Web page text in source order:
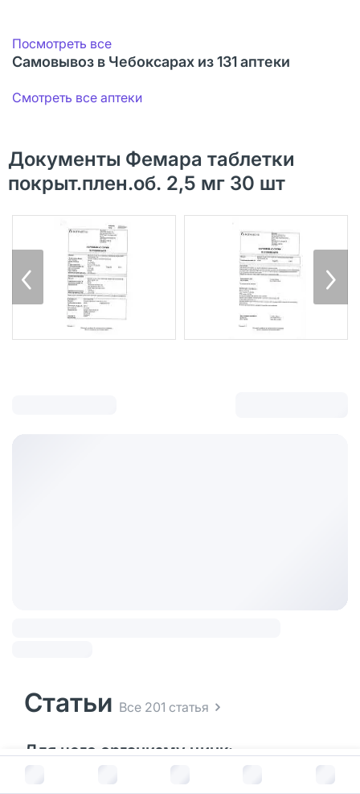
В корзину за руб.
Посмотреть все
Самовывоз в Чебоксарах из 131 аптеки
Смотреть все аптеки
Документы Фемара таблетки
покрыт.плен.об. 2,5 мг 30 шт
Статьи Все 201 статья
Для чего организму цинк: